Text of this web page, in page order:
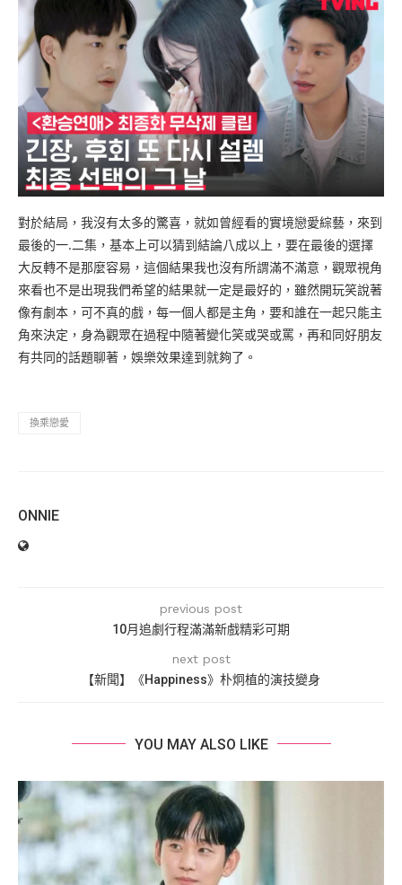
對於結局，我沒有太多的驚喜，就如曾經看的實境戀愛綜藝，來到
最後的一.二集，基本上可以猜到結論八成以上，要在最後的選擇
大反轉不是那麼容易，這個結果我也沒有所謂滿不滿意，觀眾視角
來看也不是出現我們希望的結果就一定是最好的，雖然開玩笑說著
像有劇本，可不真的戲，每一個人都是主角，要和誰在一起只能主
角來決定，身為觀眾在過程中隨著變化笑或哭或罵，再和同好朋友
有共同的話題聊著，娛樂效果達到就夠了。
換乘戀愛
ONNIE
previous post
10月追劇行程滿滿新戲精彩可期
next post
【新聞】《Happiness》朴炯植的演技變身
YOU MAY ALSO LIKE